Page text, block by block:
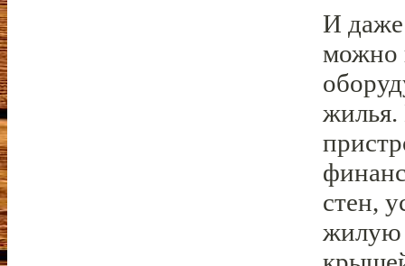
И даже
можно
жилья.
стен,
жилую